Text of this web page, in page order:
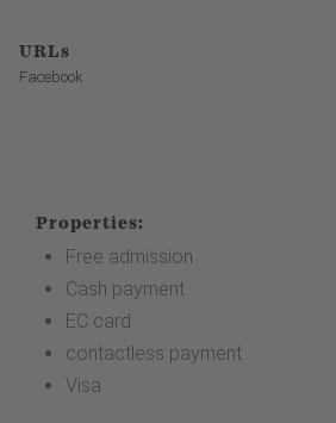
URLs
Facebook
Properties:
Free admission
Cash payment
EC card
contactless payment
Visa